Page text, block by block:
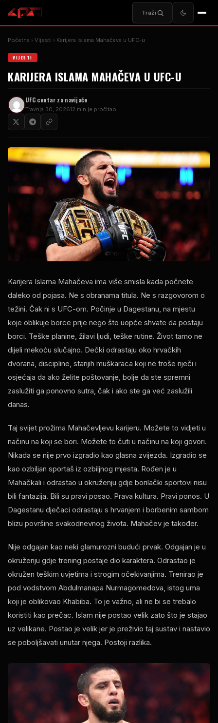
Traži
Početna Vijesti Karijera Islama Mahačeva u UFC-u
VIJESTI
KARIJERA ISLAMA MAHAČEVA U UFC-U
UFC centar za navijače
Travnja 30, 202612 min je pročitao
Karijera Islama Mahačeva ima više smisla kada počnete
daleko od pojasa. Ne s obranama titula. Ne s razgovorom o
težini. Čak ni s UFC-om. Počinje u Dagestanu, na mjestu
koje oblikuje borce prije nego što uopće shvate da postaju
borci. Teške planine, žilavi ljudi, teške rutine. Život tamo ne
dijeli mekoću slučajno. Dečki odrastaju oko hrvačkih
dvorana, discipline, starijih muškaraca koji ne troše riječi i
osjećaja da ako želite poštovanje, bolje da ste spremni
zaslužiti ga ponovno sutra, čak i ako ste ga već zaslužili
danas.
Taj svijet prožima Mahačevljevu karijeru. Možete to vidjeti u
načinu na koji se bori. Možete to čuti u načinu na koji govori.
Nikada se nije prvo izgradio kao glasna zvijezda. Izgradio se
kao ozbiljan sportaš iz ozbiljnog mjesta. Rođen je u
Mahačkali i odrastao u okruženju gdje borilački sportovi nisu
bili fantazija. Bili su pravi posao. Prava kultura. Pravi ponos. U
Dagestanu dječaci odrastaju s hrvanjem i borbenim sambom
blizu površine svakodnevnog života. Mahačev je također.
Nije odgajan kao neki glamurozni budući prvak. Odgajan je u
okruženju gdje trening postaje dio karaktera. Odrastao je
okružen teškim uvjetima i strogim očekivanjima. Trenirao je
pod vodstvom Abdulmanapa Nurmagomedova, istog uma
koji je oblikovao Khabiba. To je važno, ali ne bi se trebalo
koristiti kao prečac. Islam nije postao velik zato što je stajao
uz velikane. Postao je velik jer je preživio taj sustav i nastavio
se poboljšavati unutar njega. Postoji razlika.